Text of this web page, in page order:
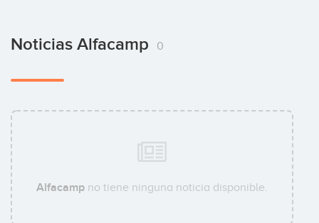
Noticias Alfacamp 0
Alfacamp no tiene ninguna noticia disponible.